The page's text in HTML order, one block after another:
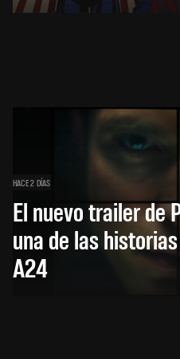
HACE 2 DÍAS
El nuevo trailer de
una de las
A24